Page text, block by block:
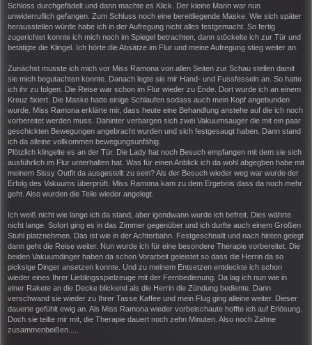
Schloss durchgefädelt und dann machte es Klick. Der kleine Mann war nun
unwiderruflich gefangen. Zum Schluss noch eine bereitliegende Maske. Wie sich später
herausstellen würde habe ich in der Aufregung nicht alles festgemacht. So fertig
zugerichtet konnte ich mich noch im Spiegel betrachten, dann stöckelte ich zur Tür und
betätigte die Klingel. Ich hörte die Absätze im Flur und meine Aufregung stieg weiter an.
Zunächst musste ich mich vor Miss Ramona von allen Seiten zur Schau stellen damit
sie mich begutachten konnte. Danach legte sie mir Hand- und Fussfesseln an. So hatte
ich ihr zu folgen. Die Reise war schon im Flur wieder zu Ende. Dort wurde ich an einem
Kreuz fixiert. Die Maske hatte einige Schlaufen sodass auch mein Kopf angebunden
wurde. Miss Ramona erklärte mir, dass heute eine Behandlung anstehe auf die ich noch
vorbereitet werden muss. Dahinter verbargen sich zwei Vakuumsauger die mit ein paar
geschickten Bewegungen angebracht wurden und sich festgesaugt haben. Dann stand
ich da alleine vollkommen bewegungsunfähig.
Plötzlich klingelte es an der Tür. Die Lady hat noch Besuch empfangen mit dem sie sich
ausführlich im Flur unterhalten hat. Was für einen Anblick ich da wohl abgegben habe mit
meinem Sissy Outfit da ausgestellt zu sein? Als der Besuch wieder weg war wurde der
Erfolg des Vakuums überprüft. Miss Ramona kam zu dem Ergebnis dass da noch mehr
geht. Also wurden die Teile wieder angelegt.
Ich weiß nicht wie lange ich da stand, aber igendwann wurde ich befreit. Dies währte
nicht lange. Sofort ging es in das Zimmer gegenüber und ich durfte auch einem Großen
Stuhl platznehmen. Das ist wie in der Achterbahn. Festgeschnallt und nach hinten gelegt
dann geht die Reise weiter. Nun wurde ich für eine besondere Therapie vorbereitet. Die
beiden Vakuumdinger haben da schon Vorarbeit geleistet so dass die Herrin da so
picksige Dinger ansetzen konnte. Und zu meinem Entsetzen entdeckte ich schon
wieder eines Ihrer Lieblingsspielzeuge mit der Fernbedienung. Da lag ich nun wie in
einer Rakete an die Decke blickend als die Herrin die Zündung bediente. Dann
verschwand sie wieder zu Ihrer Tasse Kaffee und mein Flug ging alleine weiter. Dieser
dauerte gefühlt ewig an. Als Miss Ramona wieder vorbeischaute hoffte ich auf Erlösung.
Doch sie teilte mir mit, die Therapie dauert noch zehn Minuten. Also noch Zähne
zusammenbeißen.....